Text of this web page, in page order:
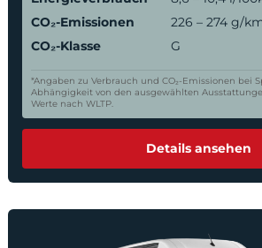
CO₂-Emissionen
226 – 274 g/
CO₂-Klasse
G
*Angaben zu Verbrauch und CO₂-Emissionen bei
Abhängigkeit von den ausgewählten
Werte nach WLTP.
Details ansehen